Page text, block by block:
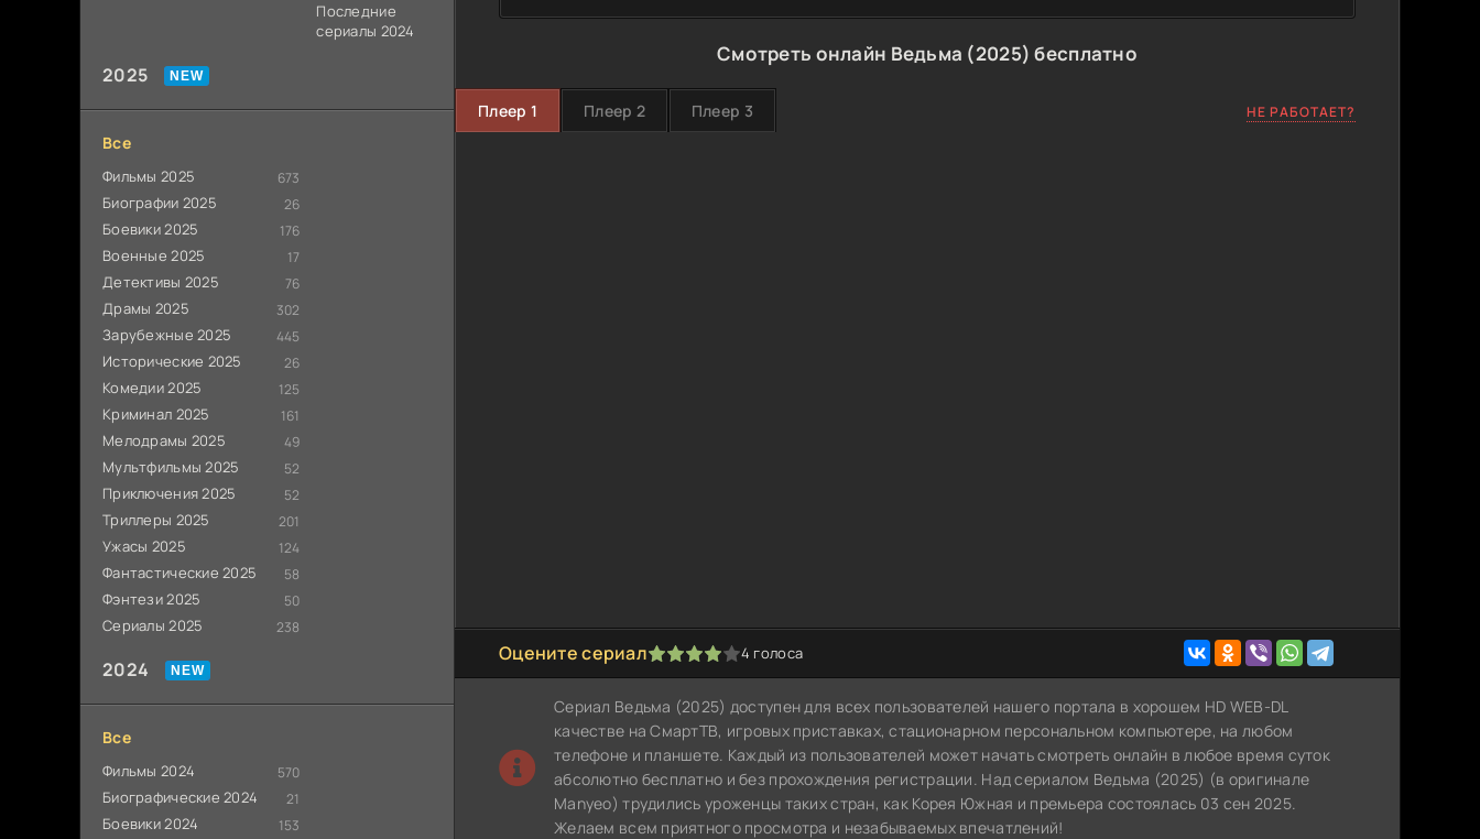
Последние
сериалы 2024
2025
Все
Фильмы 2025 673
Биографии 2025 26
Боевики 2025 176
Военные 2025 17
Детективы 2025 76
Драмы 2025 302
Зарубежные 2025 445
Исторические 2025 26
Комедии 2025 125
Криминал 2025 161
Мелодрамы 2025 49
Мультфильмы 2025 52
Приключения 2025 52
Триллеры 2025 201
Ужасы 2025 124
Фантастические 2025 58
Фэнтези 2025 50
Сериалы 2025 238
2024
Все
Фильмы 2024 570
Биографические 2024 21
Боевики 2024 153
Смотреть онлайн Ведьма (2025) бесплатно
Плеер 1 Плеер 2 Плеер 3 НЕ РАБОТАЕТ?
Оцените сериал
1 2 3 4 5 4 голоса
Сериал Ведьма (2025) доступен для всех пользователей нашего портала в хорошем HD WEB-DL
качестве на СмартТВ, игровых приставках, стационарном персональном компьютере, на любом
телефоне и планшете. Каждый из пользователей может начать смотреть онлайн в любое время суток
абсолютно бесплатно и без прохождения регистрации. Над сериалом Ведьма (2025) (в оригинале
Manyeo) трудились уроженцы таких стран, как Корея Южная и премьера состоялась 03 сен 2025.
Желаем всем приятного просмотра и незабываемых впечатлений!